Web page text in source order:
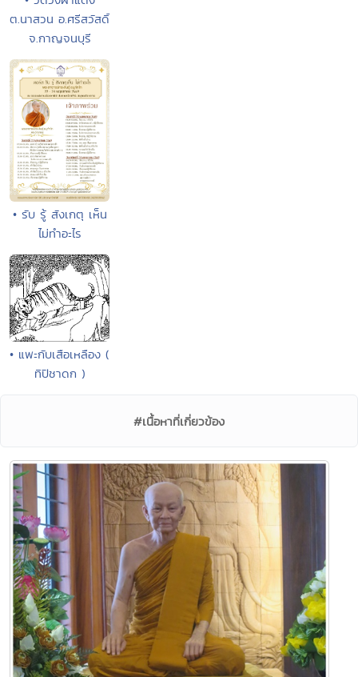
ต.นาสวน อ.ศรีสวัสดิ์
จ.กาญจนบุรี
• รับ รู้ สังเกตุ เห็น
ไม่ทำอะไร
• แพะกับเสือเหลือง (
ทิปิชาดก )
#เนื้อหาที่เกี่ยวข้อง